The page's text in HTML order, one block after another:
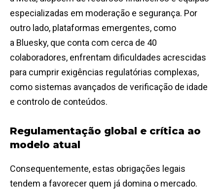
especializadas em moderação e segurança. Por
outro lado, plataformas emergentes, como
a Bluesky, que conta com cerca de 40
colaboradores, enfrentam dificuldades acrescidas
para cumprir exigências regulatórias complexas,
como sistemas avançados de verificação de idade
e controlo de conteúdos.
Regulamentação global e crítica ao
modelo atual
Consequentemente, estas obrigações legais
tendem a favorecer quem já domina o mercado.